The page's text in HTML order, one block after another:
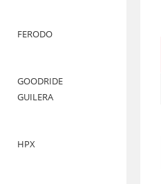
FERODO
GOODRIDE
GUILERA
HPX